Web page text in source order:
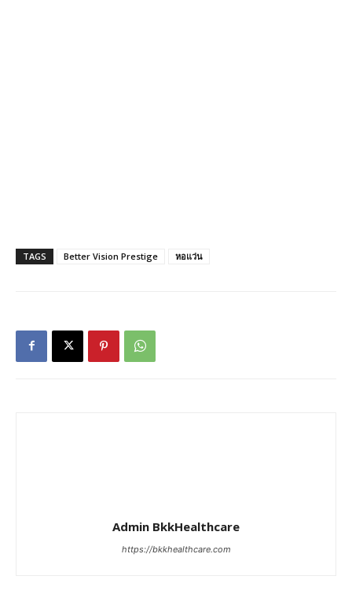
TAGS Better Vision Prestige หอแว่น
Admin BkkHealthcare
https://bkkhealthcare.com